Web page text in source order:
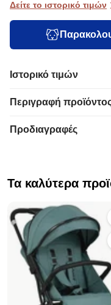
Δείτε το ιστορικό τιμών
Ιστορικό τιμών
Περιγραφή
Προδιαγραφές
Τα καλύτερα